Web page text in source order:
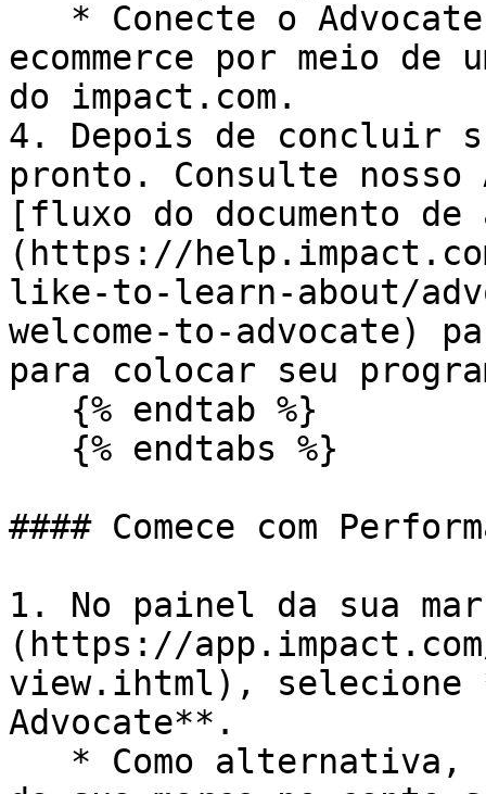
ecommerce por meio
do impact.com.
4. Depois de concluir
pronto. Consulte nosso
[fluxo do documento de
(https://
like-to-learn-about/
welcome-to-advocate)
para colocar seu
#### Comece com
1. No painel da sua
(https://
view.ihtml), selecione
Advocate**.